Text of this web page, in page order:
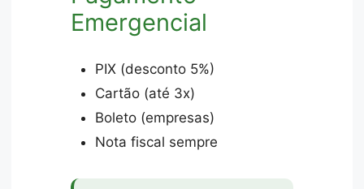
Emergencial
PIX (desconto 5%)
Cartão (até 3x)
Boleto (empresas)
Nota fiscal sempre